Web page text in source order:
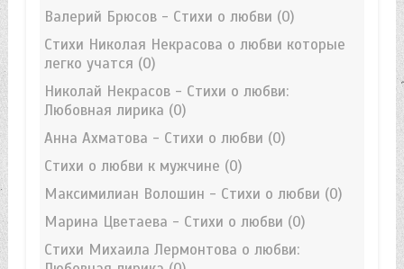
Валерий Брюсов - Стихи о любви (0)
Стихи Николая Некрасова о любви которые
легко учатся (0)
Николай Некрасов - Стихи о любви:
Любовная лирика (0)
Анна Ахматова - Стихи о любви (0)
Стихи о любви к мужчине (0)
Максимилиан Волошин - Стихи о любви (0)
Марина Цветаева - Стихи о любви (0)
Стихи Михаила Лермонтова о любви: